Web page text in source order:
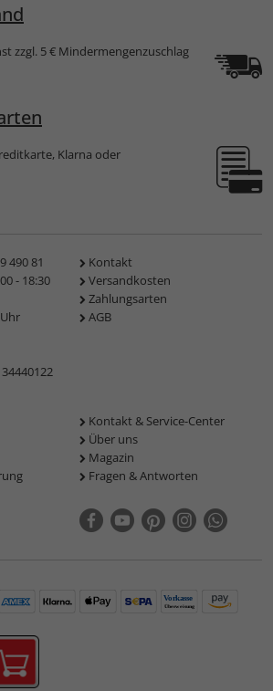
zzgl. 5 € Mindermengenzuschlag
Klarna oder
490 81
- 18:30
Kontakt
Versandkosten
Zahlungsarten
AGB
Kontakt & Service-Center
Über uns
Magazin
Fragen & Antworten